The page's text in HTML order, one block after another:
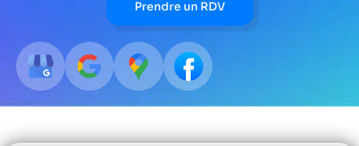
Prendre un RDV